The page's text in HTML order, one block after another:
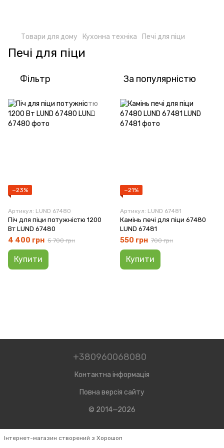
Товари для дому Кухонна техніка Печі для піци
Печі для піци
Фільтр За популярністю
−23%
Артикул: LUND 67480
Піч для піци потужністю 1200
Вт LUND 67480
4 400 грн 5 700 грн
Купити
−21%
Артикул: LUND 67481
Камінь печі для піци 67480
LUND 67481
550 грн 700 грн
Купити
+380960068080
Контактна інформація
Повна версія сайту
© 2014—2026
Інтернет-магазин створений з Хорошоп